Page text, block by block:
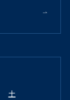
土